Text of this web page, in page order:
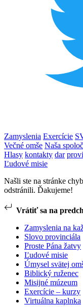
Zamyslenia Exercície
Večné omše Naša
Hlasy kontakty dar
Ľudové misie
Našli ste na stránke
odstránili. Ďakujeme!
Vrátiť sa na
Zamyslenia na
Slovo provinciála
Proste Pána žatvy
Ľudové misie
Úmysel svätej
Biblický ruženec
Misijné múzeum
Exercície – kurzy
Virtuálna kaplnka